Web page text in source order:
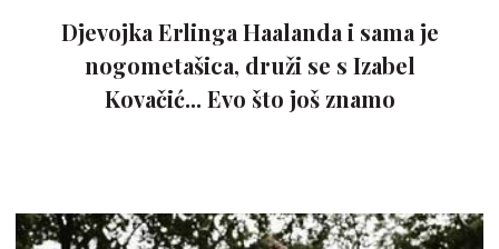
Djevojka Erlinga Haalanda i sama je
nogometašica, druži se s Izabel
Kovačić... Evo što još znamo